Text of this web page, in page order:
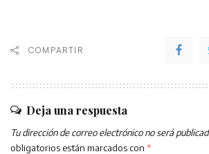
COMPARTIR
Deja una respuesta
Tu dirección de correo electrónico no será
obligatorios están marcados con *